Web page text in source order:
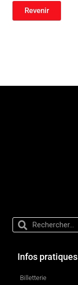
Revenir
Infos pratiques
Billetterie